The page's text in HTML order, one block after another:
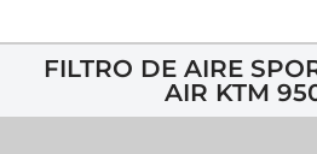
FILTRO DE AIRE
AIR KTM